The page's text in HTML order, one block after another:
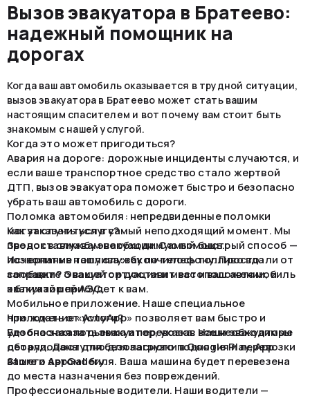
Вызов эвакуатора в Братеево:
надежный помощник на
дорогах
Когда ваш автомобиль оказывается в трудной ситуации,
вызов эвакуатора в Братеево может стать вашим
настоящим спасителем и вот почему вам стоит быть
знакомым с нашей услугой.
Когда это может пригодиться?
Авария на дороге: дорожные инциденты случаются, и
если ваше транспортное средство стало жертвой
ДТП, вызов эвакуатора поможет быстро и безопасно
убрать ваш автомобиль с дороги.
Поломка автомобиля: непредвиденные поломки
могут случиться в самый неподходящий момент. Мы
предоставим вам необходимую помощь.
Исчерпание топлива: закончилось топливо вдали от
заправки? Эвакуатор доставит вас и ваш автомобиль
к ближайшей АЗС.
Как заказать услугу?
Звонок в службу эвакуации. Самый быстрый способ —
позвонить в нашу службу по телефону. Просто
сообщите о вашей ситуации и местоположении, и
эвакуатор прибудет к вам.
Мобильное приложение. Наше специальное
приложение «AvtoApp» позволяет вам быстро и
удобно заказать эвакуатор, указав все необходимые
детали. Доступно для загрузки в Google Play, App
Store и AppGallery.
Что ждать от услуги?
Безопасная подъемка и перевозка. Наши эвакуаторы
оборудованы для безопасного поднятия и перевозки
вашего автомобиля. Ваша машина будет перевезена
до места назначения без повреждений.
Профессиональные водители. Наши водители —